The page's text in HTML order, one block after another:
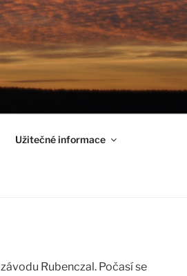
Užitečné informace
Rubenczal. Počasí se